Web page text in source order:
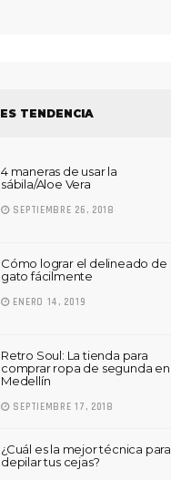
ES TENDENCIA
4 maneras de usar la
sábila/Aloe Vera
SEPTIEMBRE 26, 2018
Cómo lograr el delineado de
gato fácilmente
ENERO 14, 2019
Retro Soul: La tienda para
comprar ropa de segunda en
Medellín
SEPTIEMBRE 17, 2018
¿Cuál es la mejor técnica para
depilar tus cejas?